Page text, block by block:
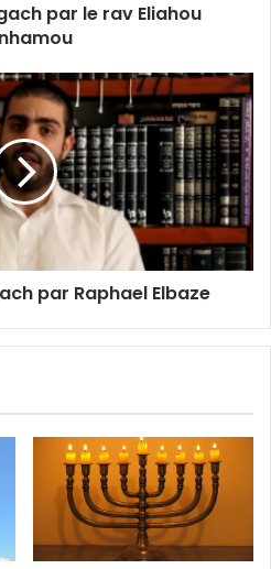
par le rav Eliahou
par Raphael Elbaze